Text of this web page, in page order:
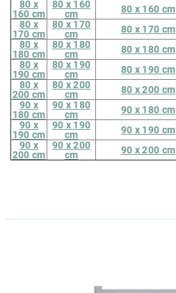
80 x
160 cm
80 x 160
cm
80 x 160 cm
80 x
170 cm
80 x 170
cm
80 x 170 cm
80 x
180 cm
80 x 180
cm
80 x 180 cm
80 x
190 cm
80 x 190
cm
80 x 190 cm
80 x
200 cm
80 x 200
cm
80 x 200 cm
90 x
180 cm
90 x 180
cm
90 x 180 cm
90 x
190 cm
90 x 190
cm
90 x 190 cm
90 x
200 cm
90 x 200
cm
90 x 200 cm